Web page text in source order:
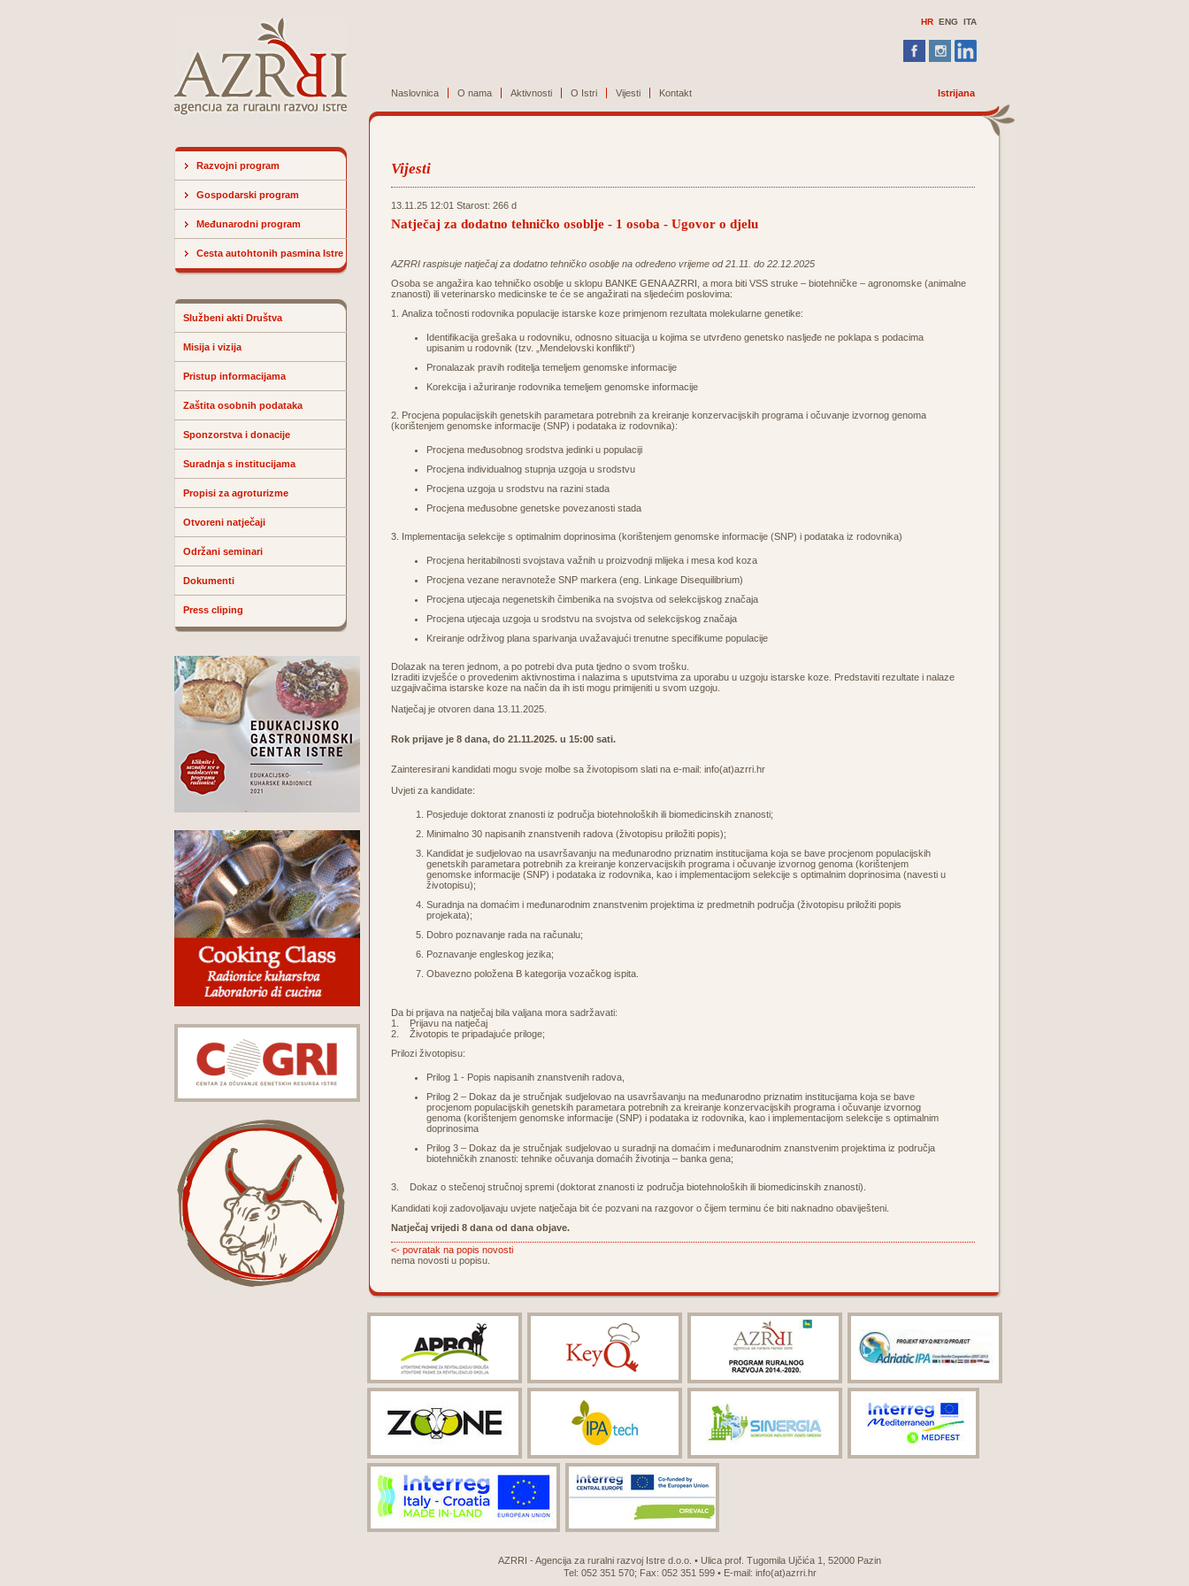
HR ENG ITA
Naslovnica O nama Aktivnosti O Istri Vijesti Kontakt Istrijana
Razvojni program
Gospodarski program
Međunarodni program
Cesta autohtonih pasmina Istre
Službeni akti Društva
Misija i vizija
Pristup informacijama
Zaštita osobnih podataka
Sponzorstva i donacije
Suradnja s institucijama
Propisi za agroturizme
Otvoreni natječaji
Održani seminari
Dokumenti
Press cliping
Vijesti
13.11.25 12:01 Starost: 266 d
Natječaj za dodatno tehničko osoblje - 1 osoba - Ugovor o djelu
AZRRI raspisuje natječaj za dodatno tehničko osoblje na određeno vrijeme od 21.11. do 22.12.2025
Osoba se angažira kao tehničko osoblje u sklopu BANKE GENA AZRRI, a mora biti VSS struke – biotehničke – agronomske (animalne
znanosti) ili veterinarsko medicinske te će se angažirati na sljedećim poslovima:
1. Analiza točnosti rodovnika populacije istarske koze primjenom rezultata molekularne genetike:
Identifikacija grešaka u rodovniku, odnosno situacija u kojima se utvrđeno genetsko nasljeđe ne poklapa s podacima
upisanim u rodovnik (tzv. „Mendelovski konflikti“)
Pronalazak pravih roditelja temeljem genomske informacije
Korekcija i ažuriranje rodovnika temeljem genomske informacije
2. Procjena populacijskih genetskih parametara potrebnih za kreiranje konzervacijskih programa i očuvanje izvornog genoma
(korištenjem genomske informacije (SNP) i podataka iz rodovnika):
Procjena međusobnog srodstva jedinki u populaciji
Procjena individualnog stupnja uzgoja u srodstvu
Procjena uzgoja u srodstvu na razini stada
Procjena međusobne genetske povezanosti stada
3. Implementacija selekcije s optimalnim doprinosima (korištenjem genomske informacije (SNP) i podataka iz rodovnika)
Procjena heritabilnosti svojstava važnih u proizvodnji mlijeka i mesa kod koza
Procjena vezane neravnoteže SNP markera (eng. Linkage Disequilibrium)
Procjena utjecaja negenetskih čimbenika na svojstva od selekcijskog značaja
Procjena utjecaja uzgoja u srodstvu na svojstva od selekcijskog značaja
Kreiranje održivog plana sparivanja uvažavajući trenutne specifikume populacije
Dolazak na teren jednom, a po potrebi dva puta tjedno o svom trošku.
Izraditi izvješće o provedenim aktivnostima i nalazima s uputstvima za uporabu u uzgoju istarske koze. Predstaviti rezultate i nalaze
uzgajivačima istarske koze na način da ih isti mogu primijeniti u svom uzgoju.
Natječaj je otvoren dana 13.11.2025.
Rok prijave je 8 dana, do 21.11.2025. u 15:00 sati.
Zainteresirani kandidati mogu svoje molbe sa životopisom slati na e-mail: info(at)azrri.hr
Uvjeti za kandidate:
Posjeduje doktorat znanosti iz područja biotehnoloških ili biomedicinskih znanosti;
Minimalno 30 napisanih znanstvenih radova (životopisu priložiti popis);
Kandidat je sudjelovao na usavršavanju na međunarodno priznatim institucijama koja se bave procjenom populacijskih
genetskih parametara potrebnih za kreiranje konzervacijskih programa i očuvanje izvornog genoma (korištenjem
genomske informacije (SNP) i podataka iz rodovnika, kao i implementacijom selekcije s optimalnim doprinosima (navesti u
životopisu);
Suradnja na domaćim i međunarodnim znanstvenim projektima iz predmetnih područja (životopisu priložiti popis
projekata);
Dobro poznavanje rada na računalu;
Poznavanje engleskog jezika;
Obavezno položena B kategorija vozačkog ispita.
Da bi prijava na natječaj bila valjana mora sadržavati:
1. Prijavu na natječaj
2. Životopis te pripadajuće priloge;
Prilozi životopisu:
Prilog 1 - Popis napisanih znanstvenih radova,
Prilog 2 – Dokaz da je stručnjak sudjelovao na usavršavanju na međunarodno priznatim institucijama koja se bave
procjenom populacijskih genetskih parametara potrebnih za kreiranje konzervacijskih programa i očuvanje izvornog
genoma (korištenjem genomske informacije (SNP) i podataka iz rodovnika, kao i implementacijom selekcije s optimalnim
doprinosima
Prilog 3 – Dokaz da je stručnjak sudjelovao u suradnji na domaćim i međunarodnim znanstvenim projektima iz područja
biotehničkih znanosti: tehnike očuvanja domaćih životinja – banka gena;
3. Dokaz o stečenoj stručnoj spremi (doktorat znanosti iz područja biotehnoloških ili biomedicinskih znanosti).
Kandidati koji zadovoljavaju uvjete natječaja bit će pozvani na razgovor o čijem terminu će biti naknadno obaviješteni.
Natječaj vrijedi 8 dana od dana objave.
<- povratak na popis novosti
nema novosti u popisu.
AZRRI - Agencija za ruralni razvoj Istre d.o.o. • Ulica prof. Tugomila Ujčića 1, 52000 Pazin
Tel: 052 351 570; Fax: 052 351 599 • E-mail: info(at)azrri.hr